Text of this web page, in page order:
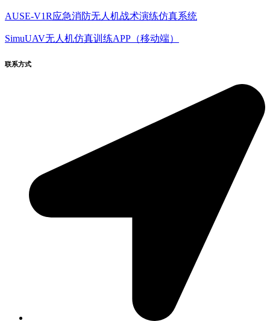
AUSE-V1R应急消防无人机战术演练仿真系统
SimuUAV无人机仿真训练APP（移动端）
联系方式